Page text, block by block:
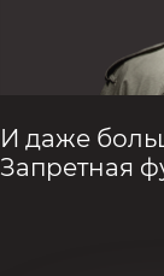
И даже
Запретная